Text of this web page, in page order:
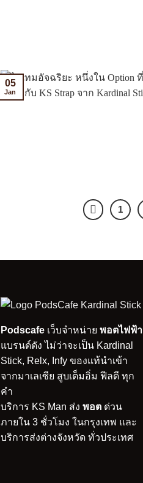
05
Jan
1
Podscafe เว็บจำหน่าย พอตไฟฟ้า
แบรนด์ดัง ไม่ว่าจะเป็น Kardinal
Stick, Relx, Infy ของแท้นำเข้า
จากมาเลเซีย สูบเต็มอิ่ม ฟีลดี ทุก
คำ
บริการ KS Man ส่ง พอต ด่วน
ภายใน 3 ชั่วโมง ในกรุงเทพ และ
บริการส่งต่างจังหวัด ทั่วประเทศ